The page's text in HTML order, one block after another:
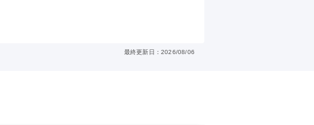
最終更新日：2026/08/06